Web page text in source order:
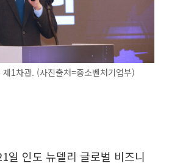
1차관. (사진출처=중소벤처기업부)
일 인도 뉴델리 글로벌 비즈니